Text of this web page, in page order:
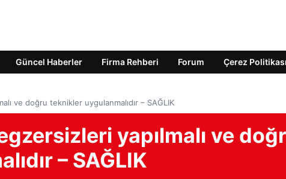
Güncel Haberler Firma Rehberi Forum Çerez Politikası
ve doğru teknikler uygulanmalıdır – SAĞLIK
yapılmalı ve
– SAĞLIK